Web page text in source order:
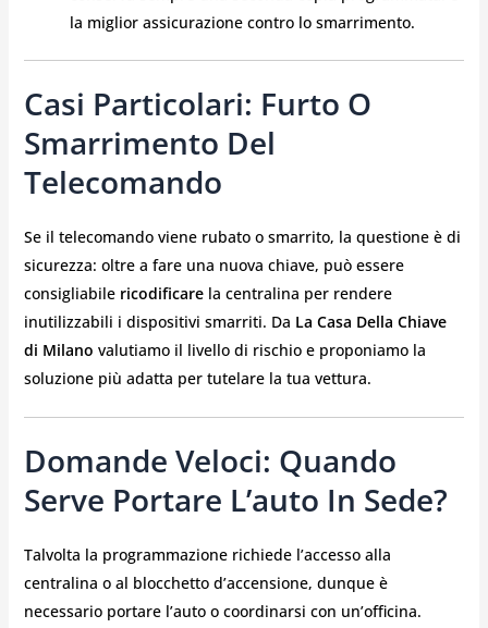
la miglior assicurazione contro lo smarrimento.
Casi Particolari: Furto O
Smarrimento Del
Telecomando
Se il telecomando viene rubato o smarrito, la questione è di
sicurezza: oltre a fare una nuova chiave, può essere
consigliabile ricodificarela centralina per rendere
inutilizzabili i dispositivi smarriti. Da La Casa Della Chiave
di Milano valutiamo il livello di rischio e proponiamo la
soluzione più adatta per tutelare la tua vettura.
Domande Veloci: Quando
Serve Portare L’auto In Sede?
Talvolta la programmazione richiede l’accesso alla
centralina o al blocchetto d’accensione, dunque è
necessario portare l’auto o coordinarsi con un’officina.